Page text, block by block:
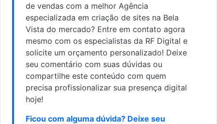
de vendas com a melhor Agência
especializada em criação de sites na Bela
Vista do mercado? Entre em contato agora
mesmo com os especialistas da RF Digital e
solicite um orçamento personalizado! Deixe
seu comentário com suas dúvidas ou
compartilhe este conteúdo com quem
precisa profissionalizar sua presença digital
hoje!
Ficou com alguma dúvida? Deixe seu